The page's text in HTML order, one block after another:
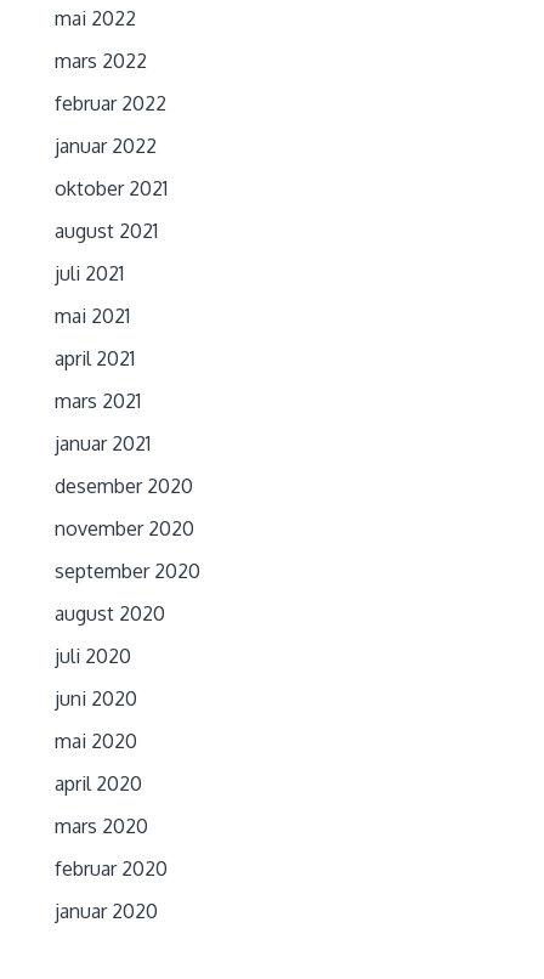
mai 2022
mars 2022
februar 2022
januar 2022
oktober 2021
august 2021
juli 2021
mai 2021
april 2021
mars 2021
januar 2021
desember 2020
november 2020
september 2020
august 2020
juli 2020
juni 2020
mai 2020
april 2020
mars 2020
februar 2020
januar 2020